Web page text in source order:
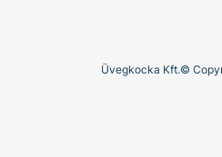
Üvegkocka Kft.©